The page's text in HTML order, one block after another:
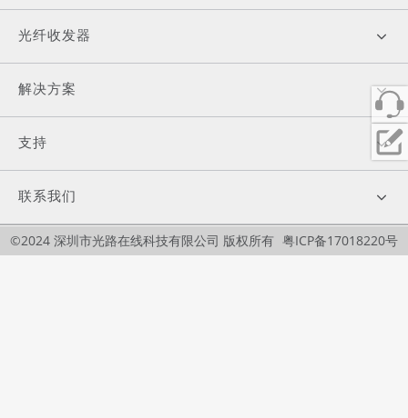
光纤收发器
解决方案
支持
联系我们
©2024 深圳市光路在线科技有限公司 版权所有 粤ICP备17018220号